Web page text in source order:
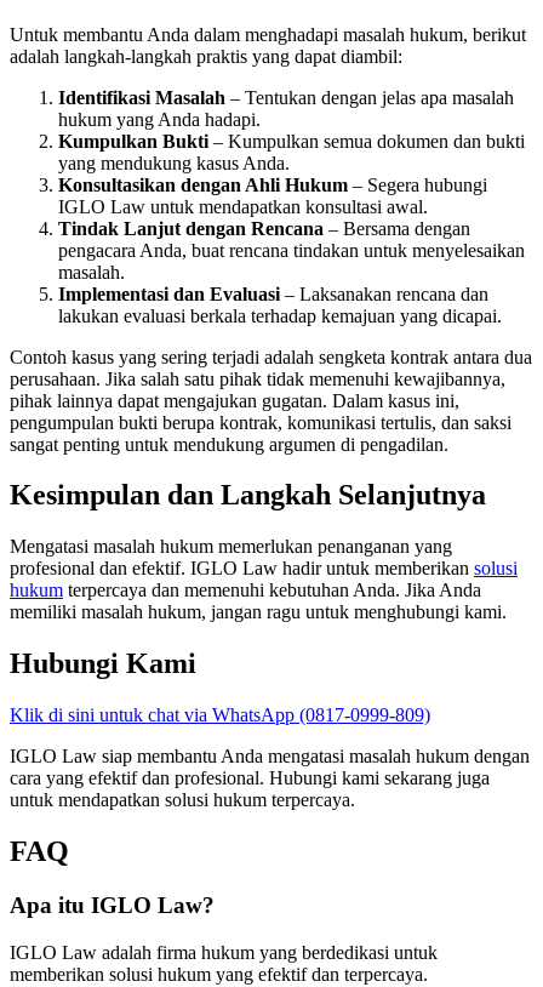
Untuk membantu Anda dalam menghadapi masalah hukum, berikut
adalah langkah-langkah praktis yang dapat diambil:
Identifikasi Masalah – Tentukan dengan jelas apa masalah
hukum yang Anda hadapi.
Kumpulkan Bukti – Kumpulkan semua dokumen dan bukti
yang mendukung kasus Anda.
Konsultasikan dengan Ahli Hukum – Segera hubungi
IGLO Law untuk mendapatkan konsultasi awal.
Tindak Lanjut dengan Rencana – Bersama dengan
pengacara Anda, buat rencana tindakan untuk menyelesaikan
masalah.
Implementasi dan Evaluasi – Laksanakan rencana dan
lakukan evaluasi berkala terhadap kemajuan yang dicapai.
Contoh kasus yang sering terjadi adalah sengketa kontrak antara dua
perusahaan. Jika salah satu pihak tidak memenuhi kewajibannya,
pihak lainnya dapat mengajukan gugatan. Dalam kasus ini,
pengumpulan bukti berupa kontrak, komunikasi tertulis, dan saksi
sangat penting untuk mendukung argumen di pengadilan.
Kesimpulan dan Langkah Selanjutnya
Mengatasi masalah hukum memerlukan penanganan yang
profesional dan efektif. IGLO Law hadir untuk memberikan solusi
hukum terpercaya dan memenuhi kebutuhan Anda. Jika Anda
memiliki masalah hukum, jangan ragu untuk menghubungi kami.
Hubungi Kami
Klik di sini untuk chat via WhatsApp (0817-0999-809)
IGLO Law siap membantu Anda mengatasi masalah hukum dengan
cara yang efektif dan profesional. Hubungi kami sekarang juga
untuk mendapatkan solusi hukum terpercaya.
FAQ
Apa itu IGLO Law?
IGLO Law adalah firma hukum yang berdedikasi untuk
memberikan solusi hukum yang efektif dan terpercaya.